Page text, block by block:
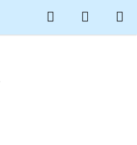
Hledat
KOŠÍK